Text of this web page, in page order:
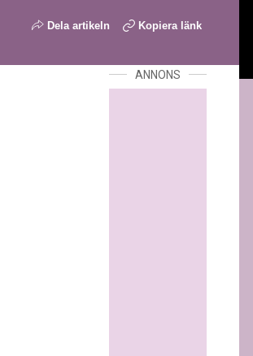
Dela artikeln Kopiera länk
ANNONS